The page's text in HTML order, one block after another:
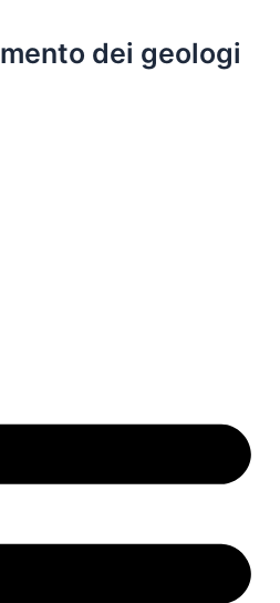
dei geologi